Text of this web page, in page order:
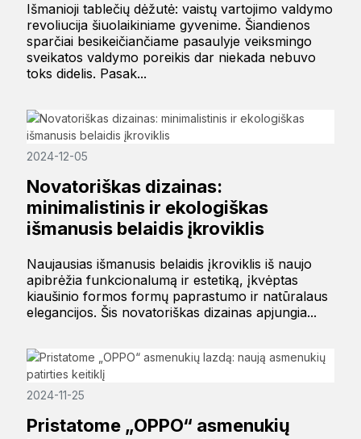
Išmanioji tablečių dėžutė: vaistų vartojimo valdymo
revoliucija šiuolaikiniame gyvenime. Šiandienos
sparčiai besikeičiančiame pasaulyje veiksmingo
sveikatos valdymo poreikis dar niekada nebuvo
toks didelis. Pasak...
2024-12-05
Novatoriškas dizainas:
minimalistinis ir ekologiškas
išmanusis belaidis įkroviklis
Naujausias išmanusis belaidis įkroviklis iš naujo
apibrėžia funkcionalumą ir estetiką, įkvėptas
kiaušinio formos formų paprastumo ir natūralaus
elegancijos. Šis novatoriškas dizainas apjungia...
2024-11-25
Pristatome „OPPO“ asmenukių